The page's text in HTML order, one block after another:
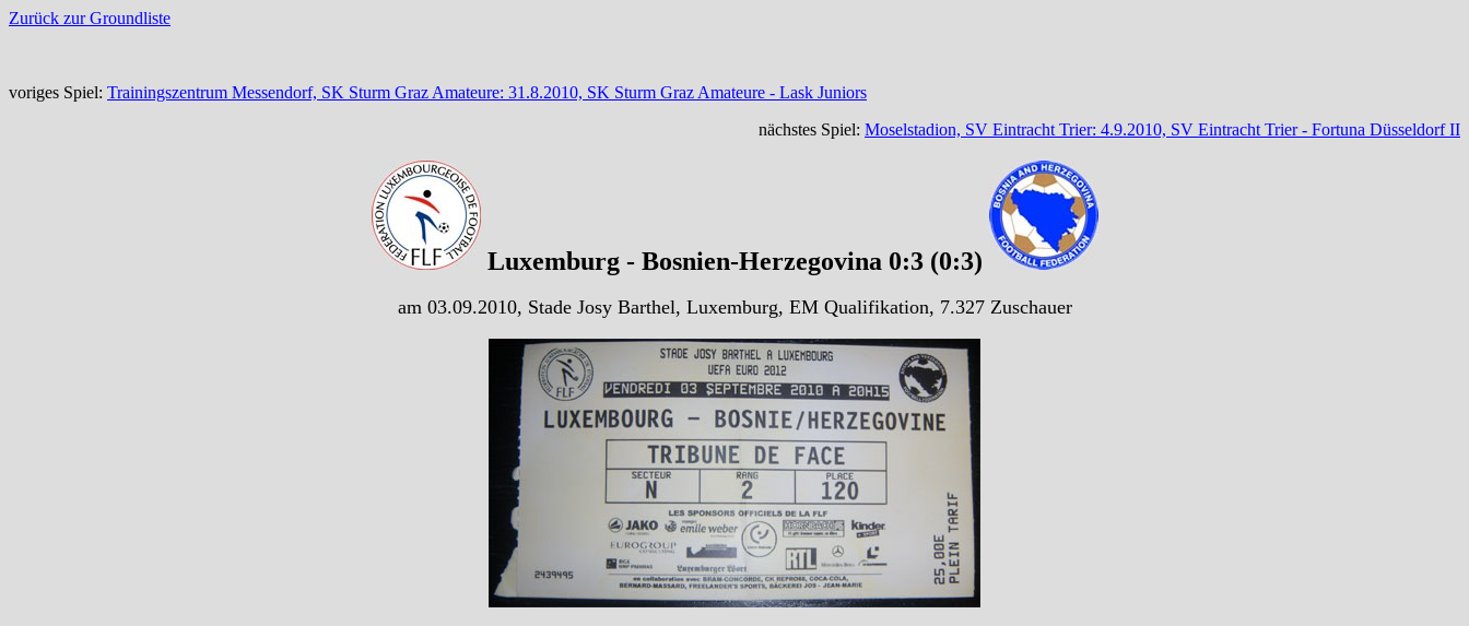
Zurück zur Groundliste
voriges Spiel: Trainingszentrum Messendorf, SK Sturm Graz Amateure: 31.8.2010, SK Sturm Graz Amateure - Lask Juniors
nächstes Spiel: Moselstadion, SV Eintracht Trier: 4.9.2010, SV Eintracht Trier - Fortuna Düsseldorf II
Luxemburg - Bosnien-Herzegovina 0:3 (0:3)
am 03.09.2010, Stade Josy Barthel, Luxemburg, EM Qualifikation, 7.327 Zuschauer